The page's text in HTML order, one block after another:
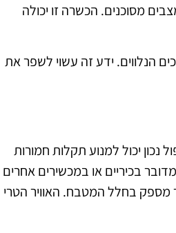
מסוכנים. הכשרה זו יכולה
הנלווים. ידע זה עשוי לשפר את
נכון יכול למנוע תקלות חמורות
בכיריים או במכשירים אחרים
מספק בחלל המטבח. האוויר הטרי